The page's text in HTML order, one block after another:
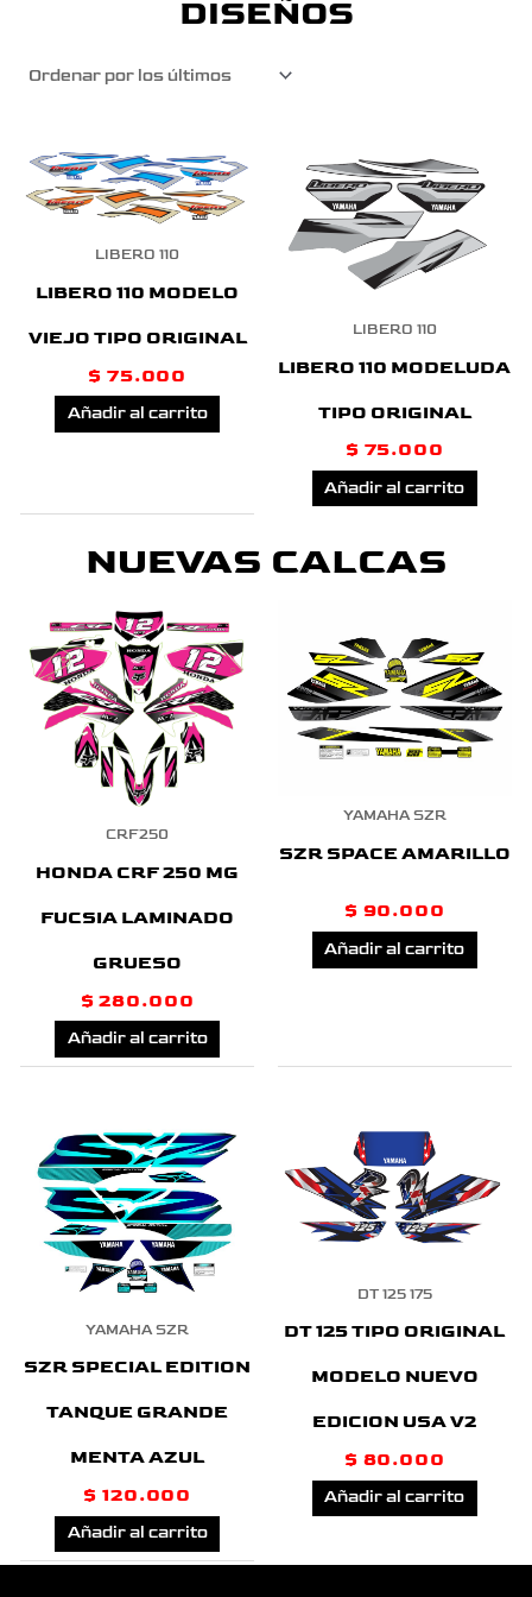
DISEÑOS
LIBERO 110
LIBERO 110 MODELO
VIEJO TIPO ORIGINAL
$ 75.000
Añadir al carrito
LIBERO 110
LIBERO 110 MODELUDA
TIPO ORIGINAL
$ 75.000
Añadir al carrito
NUEVAS CALCAS
CRF250
HONDA CRF 250 MG
FUCSIA LAMINADO
GRUESO
$ 280.000
Añadir al carrito
YAMAHA SZR
SZR SPACE AMARILLO
$ 90.000
Añadir al carrito
YAMAHA SZR
SZR SPECIAL EDITION
TANQUE GRANDE
MENTA AZUL
$ 120.000
Añadir al carrito
DT 125 175
DT 125 TIPO ORIGINAL
MODELO NUEVO
EDICION USA V2
$ 80.000
Añadir al carrito